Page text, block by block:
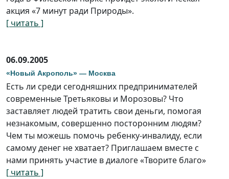
акция «7 минут ради Природы».
[ читать ]
06.09.2005
«Новый Акрополь» — Москва
Есть ли среди сегодняшних предпринимателей
современные Третьяковы и Морозовы? Что
заставляет людей тратить свои деньги, помогая
незнакомым, совершенно посторонним людям?
Чем ты можешь помочь ребенку-инвалиду, если
самому денег не хватает? Приглашаем вместе с
нами принять участие в диалоге «Творите благо»
[ читать ]